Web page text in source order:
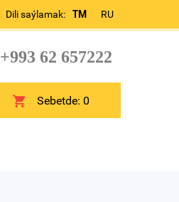
Dili saýlamak: TM RU
+993 62 657222
Sebetde:0